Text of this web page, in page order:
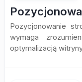
Pozycjonowanie
wymaga
optymalizacją